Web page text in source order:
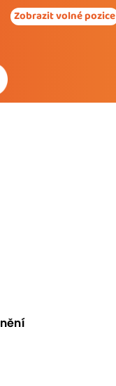
Zobrazit volné pozice